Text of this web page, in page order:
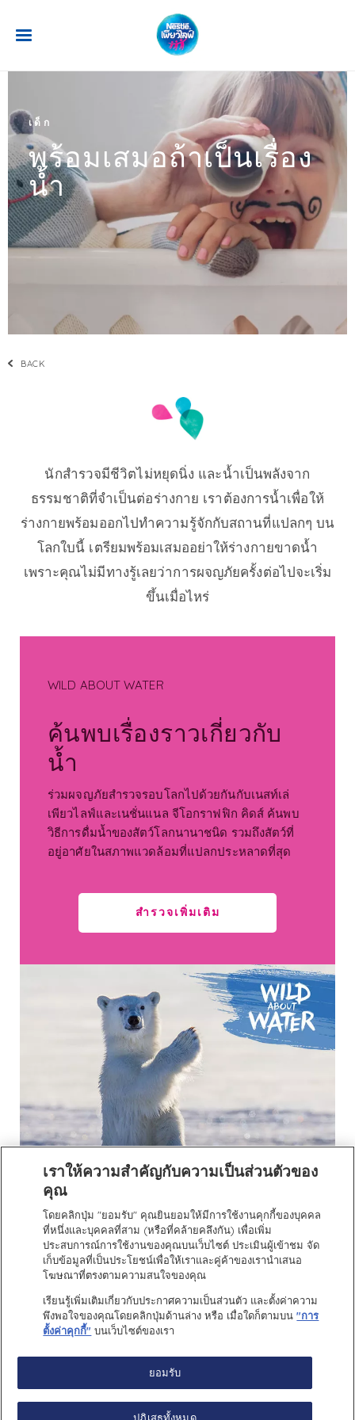
เด็ก
พร้อมเสมอถ้าเป็นเรื่อง
น้ำ
BACK
นักสำรวจมีชีวิตไม่หยุดนิ่ง และน้ำเป็นพลังจาก
ธรรมชาติที่จำเป็นต่อร่างกาย เราต้องการน้ำเพื่อให้
ร่างกายพร้อมออกไปทำความรู้จักกับสถานที่แปลกๆ บน
โลกใบนี้ เตรียมพร้อมเสมออย่าให้ร่างกายขาดน้ำ
เพราะคุณไม่มีทางรู้เลยว่าการผจญภัยครั้งต่อไปจะเริ่ม
ขึ้นเมื่อไหร่
WILD ABOUT WATER
ค้นพบเรื่องราวเกี่ยวกับ
น้ำ
ร่วมผจญภัยสำรวจรอบโลกไปด้วยกันกับเนสท์เล่
เพียวไลฟ์และเนชั่นแนล จีโอกราฟฟิก คิดส์ ค้นพบ
วิธีการดื่มน้ำของสัตว์โลกนานาชนิด รวมถึงสัตว์ที่
อยู่อาศัยในสภาพแวดล้อมที่แปลกประหลาดที่สุด
สำรวจเพิ่มเติม
ติดต่อเรา
เป็นส่วนตัว
เราให้ความสำคัญกับความเป็นส่วนตัวของ
คุณ
โดยคลิกปุ่ม "ยอมรับ" คุณยินยอมให้มีการใช้งานคุกกี้ของบุคคล
ที่หนึ่งและบุคคลที่สาม (หรือที่คล้ายคลึงกัน) เพื่อเพิ่ม
ประสบการณ์การใช้งานของคุณบนเว็บไซต์ ประเมินผู้เข้าชม จัด
เก็บข้อมูลที่เป็นประโยชน์เพื่อให้เราและคู่ค้าของเรานำเสนอ
โฆษณาที่ตรงตามความสนใจของคุณ
เรียนรู้เพิ่มเติมเกี่ยวกับประกาศความเป็นส่วนตัว และตั้งค่าความ
พึงพอใจของคุณโดยคลิกปุ่มด้านล่าง หรือ เมื่อใดก็ตามบน"การ
ตั้งค่าคุกกี้" บนเว็บไซต์ของเรา
ยอมรับ